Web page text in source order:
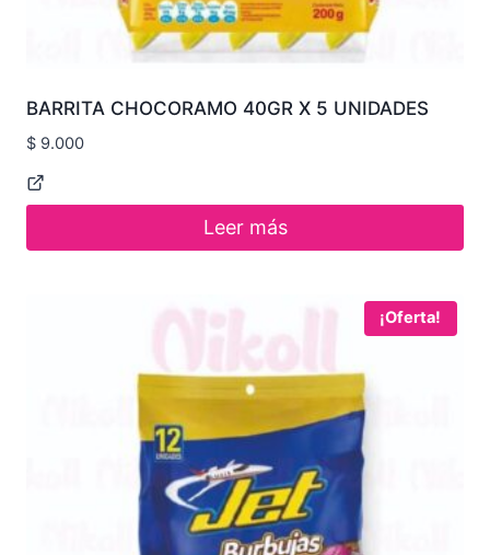
BARRITA CHOCORAMO 40GR X 5 UNIDADES
$ 9.000
Leer más
¡Oferta!